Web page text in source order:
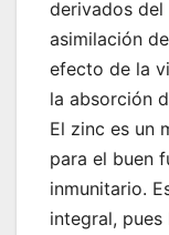
derivados del
asimilación
efecto de la
la absorción
El zinc es un
para el buen
inmunitario.
integral, pues